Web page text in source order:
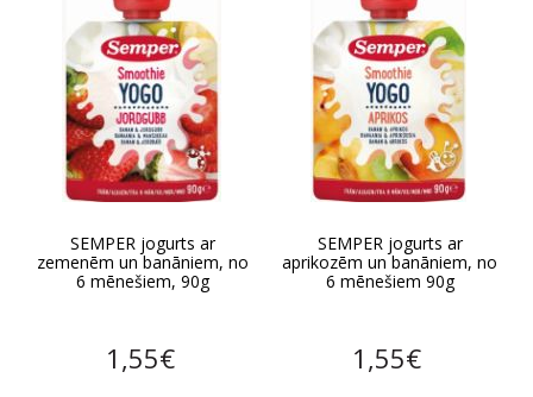
SEMPER jogurts ar
zemenēm un banāniem, no
6 mēnešiem, 90g
1,55€
SEMPER jogurts ar
aprikozēm un banāniem, no
6 mēnešiem 90g
1,55€